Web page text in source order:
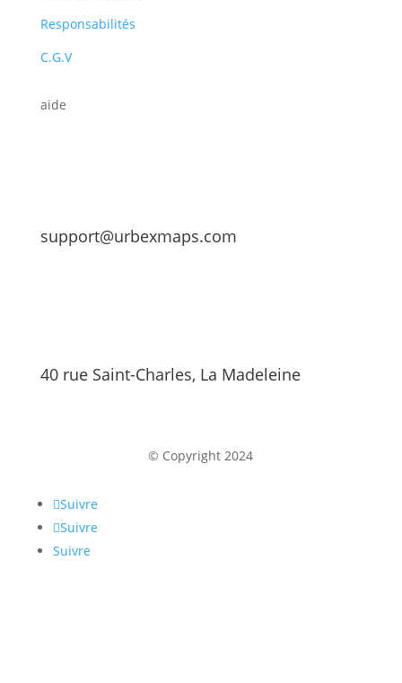
Responsabilités
C.G.V
aide
support@urbexmaps.com
40 rue Saint-Charles, La Madeleine
© Copyright 2024
Suivre
Suivre
Suivre